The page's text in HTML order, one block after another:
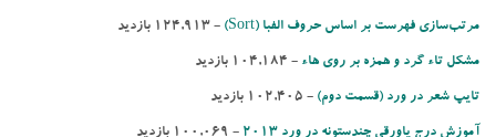
مرتب‌‌سازی فهرست بر اساس حروف الفبا (Sort)‌ - ‌124,913 بازدید
مشكل تاء گرد و همزه بر روی هاء - ‌104,184 بازدید
تایپ شعر در ورد (قسمت دوم) - ‌102,405 بازدید
آموزش درج پاورقی چندستونه در ورد 2013 - ‌100,069 بازدید